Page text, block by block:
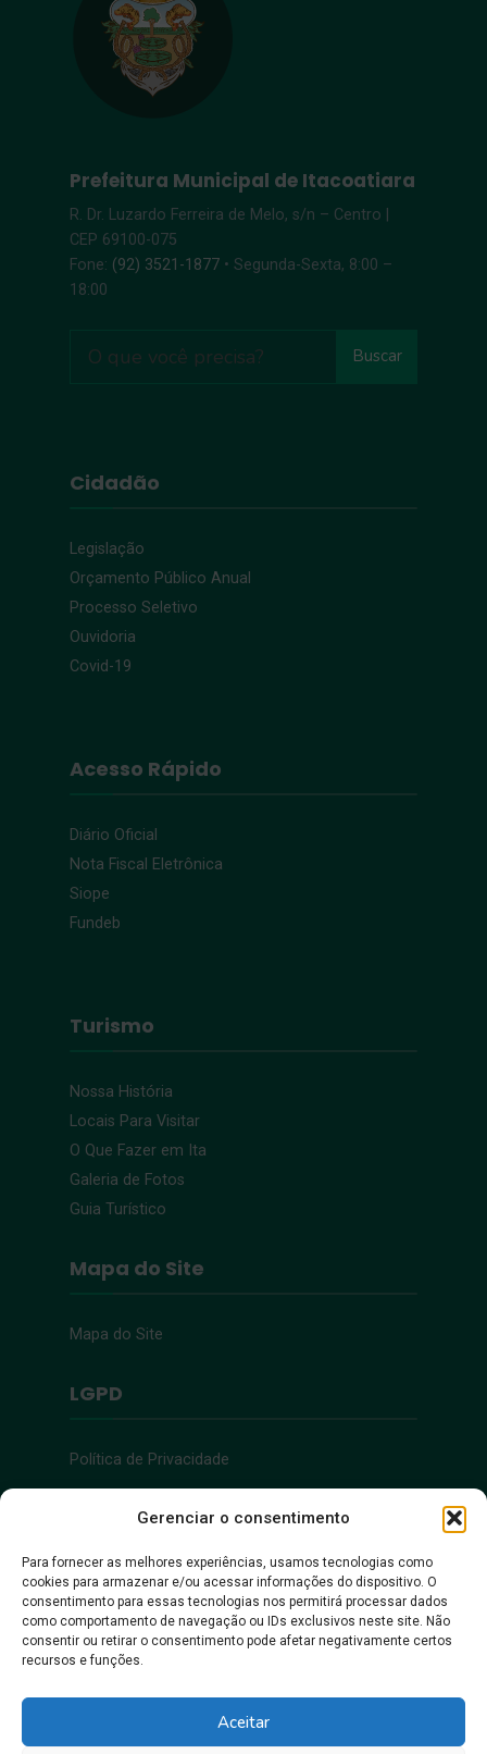
Gerenciar o consentimento
Para fornecer as melhores experiências, usamos tecnologias como
cookies para armazenar e/ou acessar informações do dispositivo. O
consentimento para essas tecnologias nos permitirá processar dados
como comportamento de navegação ou IDs exclusivos neste site. Não
consentir ou retirar o consentimento pode afetar negativamente certos
recursos e funções.
Aceitar
Prefeitura Municipal de Itacoatiara
R. Dr. Luzardo Ferreira de Melo, s/n – Centro |
CEP 69100-075
Fone: (92) 3521-1877 • Segunda-Sexta, 8:00 –
18:00
Buscar
Cidadão
Legislação
Orçamento Público Anual
Processo Seletivo
Ouvidoria
Covid-19
Acesso Rápido
Diário Oficial
Nota Fiscal Eletrônica
Siope
Fundeb
Turismo
Nossa História
Locais Para Visitar
O Que Fazer em Ita
Galeria de Fotos
Guia Turístico
Mapa do Site
Mapa do Site
LGPD
Política de Privacidade
Acessibilidade
Acessibilidade